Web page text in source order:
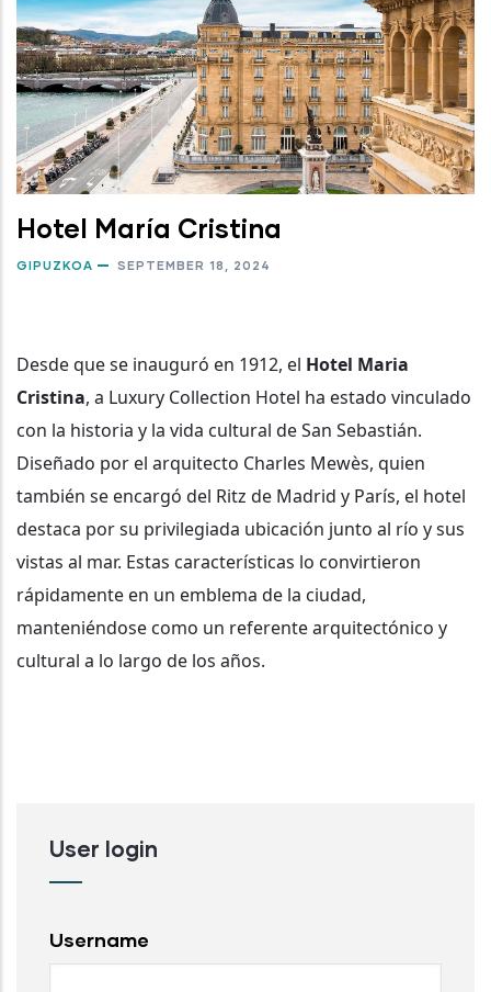
Hotel María Cristina
GIPUZKOA SEPTEMBER 18, 2024
Desde que se inauguró en 1912, el Hotel Maria
Cristina, a Luxury Collection Hotel ha estado vinculado
con la historia y la vida cultural de San Sebastián.
Diseñado por el arquitecto Charles Mewès, quien
también se encargó del Ritz de Madrid y París, el hotel
destaca por su privilegiada ubicación junto al río y sus
vistas al mar. Estas características lo convirtieron
rápidamente en un emblema de la ciudad,
manteniéndose como un referente arquitectónico y
cultural a lo largo de los años.
User login
Username